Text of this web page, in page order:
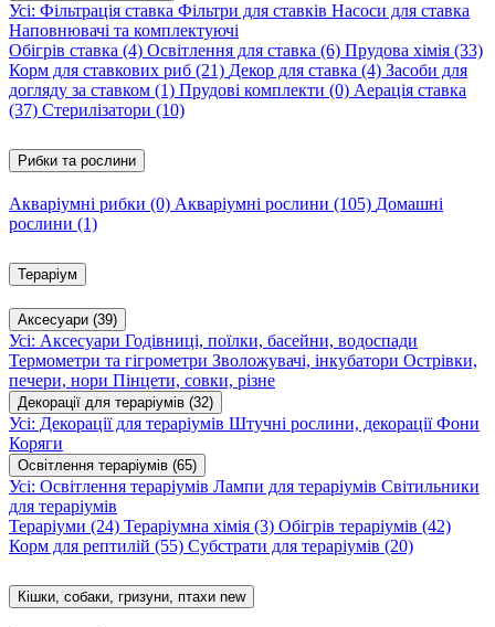
Усі: Фільтрація ставка Фільтри для ставків Насоси для ставка
Наповнювачі та комплектуючі
Обігрів ставка (4) Освітлення для ставка (6) Прудова хімія (33)
Корм для ставкових риб (21) Декор для ставка (4) Засоби для
догляду за ставком (1) Прудові комплекти (0) Аерація ставка
(37) Стерилізатори (10)
Рибки та рослини
Акваріумні рибки (0) Акваріумні рослини (105) Домашні
рослини (1)
Тераріум
Аксесуари (39)
Усі: Аксесуари Годівниці, поїлки, басейни, водоспади
Термометри та гігрометри Зволожувачі, інкубатори Острівки,
печери, нори Пінцети, совки, різне
Декорації для тераріумів (32)
Усі: Декорації для тераріумів Штучні рослини, декораціїФони
Коряги
Освітлення тераріумів (65)
Усі: Освітлення тераріумів Лампи для тераріумів Світильники
для тераріумів
Тераріуми (24) Тераріумна хімія (3) Обігрів тераріумів (42)
Корм для рептилій (55) Субстрати для тераріумів (20)
Кішки, собаки, гризуни, птахи new